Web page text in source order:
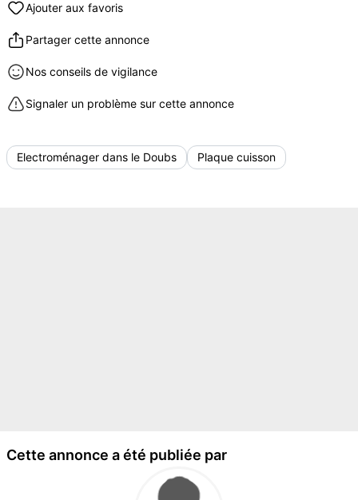
Ajouter aux favoris
Partager cette annonce
Nos conseils de vigilance
Signaler un problème sur cette annonce
Electroménager dans le Doubs Plaque cuisson
Cette annonce a été publiée par